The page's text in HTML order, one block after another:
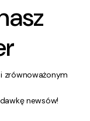
zrównoważonym
newsów!